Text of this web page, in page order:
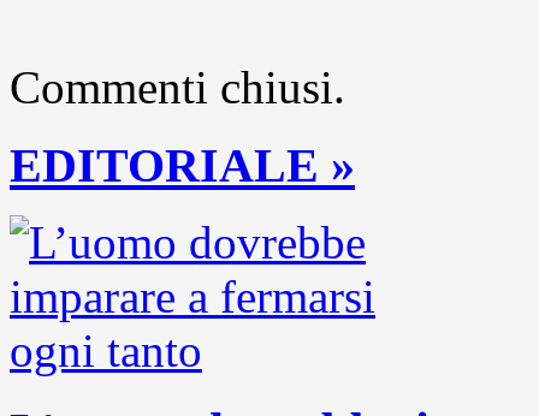
Commenti chiusi.
EDITORIALE »